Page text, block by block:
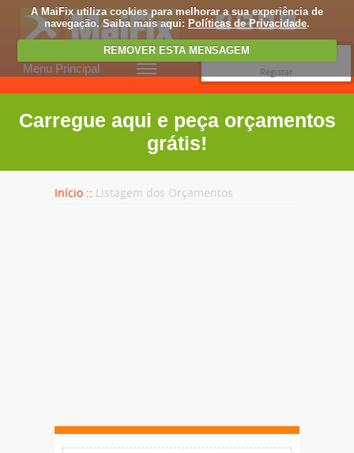
A MaiFix utiliza cookies para melhorar a sua experiência de
navegação. Saiba mais aqui: Políticas de Privacidade.
REMOVER ESTA MENSAGEM
Menu Principal
Registar
Carregue aqui e peça orçamentos
grátis!
Início :: Listagem dos Orçamentos